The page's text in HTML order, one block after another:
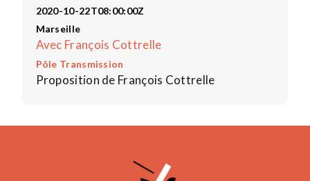
2020-10-22T08:00:00Z
Marseille
Avec François Cottrelle
Pôle Transmission
Proposition de François Cottrelle